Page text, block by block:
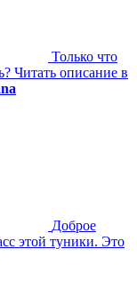
Только что
Читать описание в
Доброе
этой туники. Это